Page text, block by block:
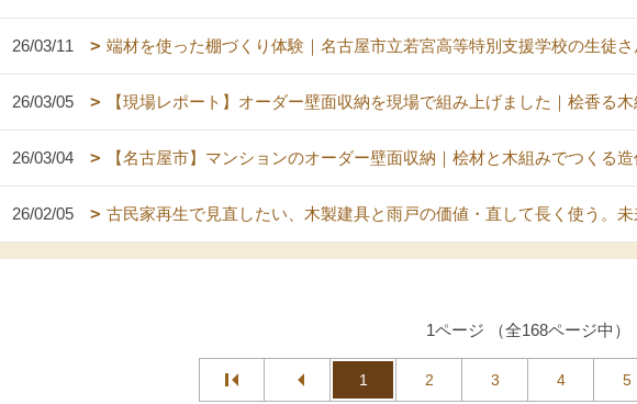
26/03/11 端材を使った棚づくり体験｜名古屋市立若宮高等特別支援学校の生徒
26/03/05 【現場レポート】オーダー壁面収納を現場で組み上げました｜桧香る
26/03/04 【名古屋市】マンションのオーダー壁面収納｜桧材と木組みでつくる
26/02/05 古民家再生で見直したい、木製建具と雨戸の価値・直して長く使う。
1ページ （全168ページ中）
1 2 3 4 5